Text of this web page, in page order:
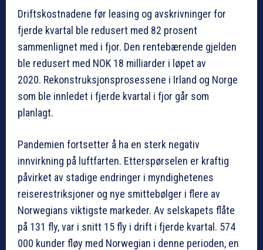
Driftskostnadene før leasing og avskrivninger for
fjerde kvartal ble redusert med 82 prosent
sammenlignet med i fjor. Den rentebærende gjelden
ble redusert med NOK 18 milliarder i løpet av
2020. Rekonstruksjonsprosessene i Irland og Norge
som ble innledet i fjerde kvartal i fjor går som
planlagt.
Pandemien fortsetter å ha en sterk negativ
innvirkning på luftfarten. Etterspørselen er kraftig
påvirket av stadige endringer i myndighetenes
reiserestriksjoner og nye smittebølger i flere av
Norwegians viktigste markeder. Av selskapets flåte
på 131 fly, var i snitt 15 fly i drift i fjerde kvartal. 574
000 kunder fløy med Norwegian i denne perioden, en